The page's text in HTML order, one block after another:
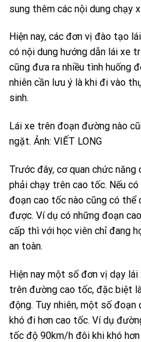
sung thêm các nội dung chạy
Hiện nay, các đơn vị đào tạo
có nội dung hướng dẫn lái xe
cũng đưa ra nhiều tình huống
nhiên cần lưu ý là khi đi vào
sinh.
Lái xe trên đoạn đường nào
ngặt. Ảnh: VIẾT LONG
Trước đây, cơ quan chức
phải chạy trên cao tốc. Nếu
đoạn cao tốc nào cũng có thể
được. Ví dụ có những đoạn
cấp thì với học viên chỉ đang
an toàn.
Hiện nay một số đơn vị dạy
trên đường cao tốc, đặc biệt
động. Tuy nhiên, một số
khó đi hơn cao tốc. Ví dụ
tốc độ 90km/h đôi khi khó